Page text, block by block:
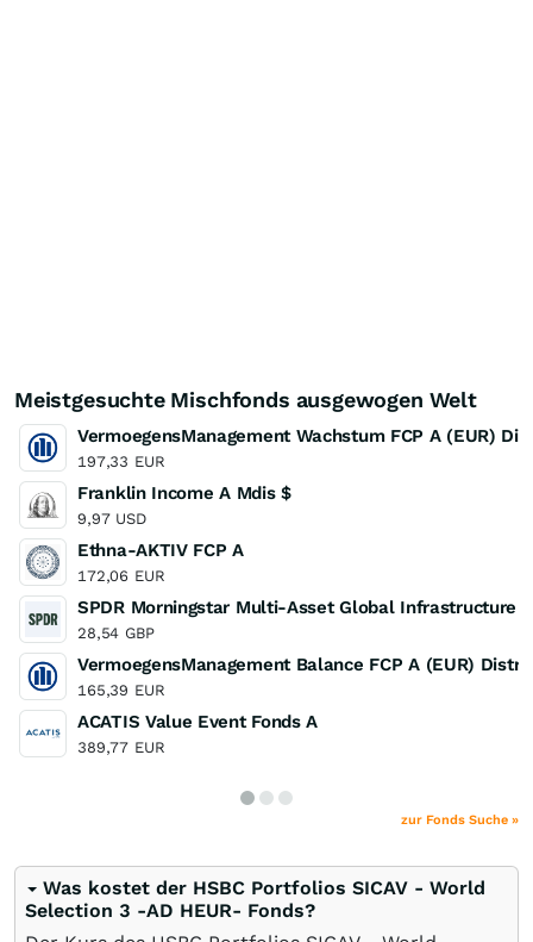
Meistgesuchte Mischfonds ausgewogen Welt
VermoegensManagement Wachstum FCP A (EUR)
197,33 EUR
Franklin Income A Mdis $
9,97 USD
Ethna-AKTIV FCP A
172,06 EUR
SPDR Morningstar Multi-Asset Global Infrastructure
28,54 GBP
VermoegensManagement Balance FCP A (EUR)
165,39 EUR
ACATIS Value Event Fonds A
389,77 EUR
zur Fonds Suche »
Was kostet der HSBC Portfolios SICAV - World
Selection 3 -AD HEUR- Fonds?